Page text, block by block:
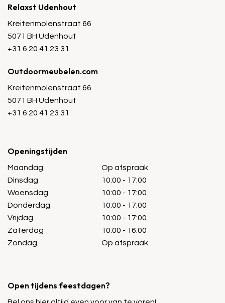
Relaxst Udenhout
Kreitenmolenstraat 66
5071 BH Udenhout
+31 6 20 41 23 31
Outdoormeubelen.com
Kreitenmolenstraat 66
5071 BH Udenhout
+31 6 20 41 23 31
Openingstijden
Maandag
Dinsdag
Woensdag
Donderdag
Vrijdag
Zaterdag
Zondag
Op afspraak
10:00 - 17:00
10:00 - 17:00
10:00 - 17:00
10:00 - 17:00
10:00 - 16:00
Op afspraak
Open tijdens feestdagen?